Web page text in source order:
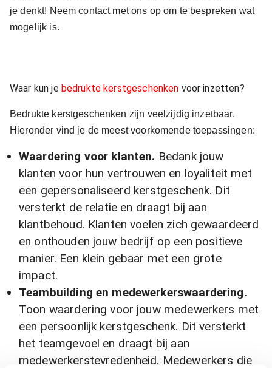
je denkt! Neem contact met ons op om te bespreken wat
mogelijk is.
Waar kun je bedrukte kerstgeschenken voor inzetten?
Bedrukte kerstgeschenken zijn veelzijdig inzetbaar.
Hieronder vind je de meest voorkomende toepassingen:
Waardering voor klanten. Bedank jouw
klanten voor hun vertrouwen en loyaliteit met
een gepersonaliseerd kerstgeschenk. Dit
versterkt de relatie en draagt bij aan
klantbehoud. Klanten voelen zich gewaardeerd
en onthouden jouw bedrijf op een positieve
manier. Een klein gebaar met een grote
impact.
Teambuilding en medewerkerswaardering.
Toon waardering voor jouw medewerkers met
een persoonlijk kerstgeschenk. Dit versterkt
het teamgevoel en draagt bij aan
medewerkerstevredenheid. Medewerkers die